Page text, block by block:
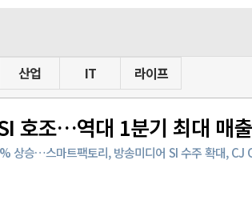
산업 IT 라이프
호조…역대 1분기 최대 매
상승…스마트팩토리, 방송미디어 SI 수주 확대, CJ